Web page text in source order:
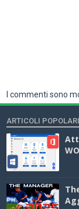
I commenti sono
ARTICOLI POPOLARI